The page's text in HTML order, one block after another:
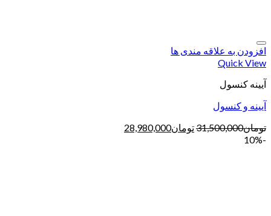
افزودن به علاقه مندی ها
Quick View
آیینه کنسول
آیینه و کنسول
تومان31,500,000تومان28,980,000
-10%